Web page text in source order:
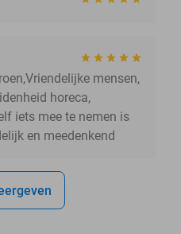
mensen,
horeca,
iets mee te nemen is
en meedenkend